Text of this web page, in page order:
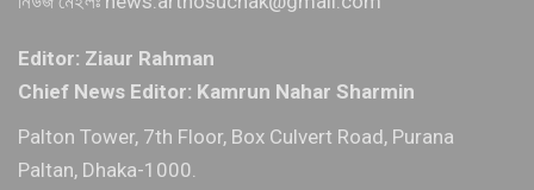
Editor: Ziaur Rahman
Chief News Editor: Kamrun Nahar Sharmin
Palton Tower, 7th Floor, Box Culvert Road, Purana
Paltan, Dhaka-1000.